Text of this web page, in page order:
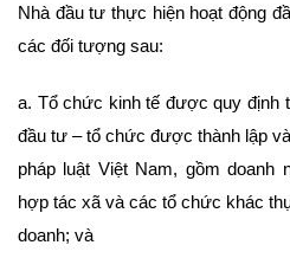
Nhà đầu tư thực hiện hoạt động
các đối tượng sau:
a. Tổ chức kinh tế được quy định
đầu tư – tổ chức được thành lập
pháp luật Việt Nam, gồm doanh
hợp tác xã và các tổ chức khác
doanh; và